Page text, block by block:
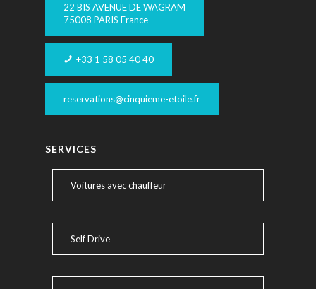
22 BIS AVENUE DE WAGRAM
75008 PARIS France
+33 1 58 05 40 40
reservations@cinquieme-etoile.fr
SERVICES
Voitures avec chauffeur
Self Drive